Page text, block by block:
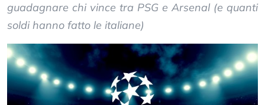
guadagnare chi vince tra PSG e Arsenal (e quanti
soldi hanno fatto le italiane)